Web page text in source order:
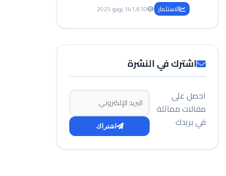
الاستثمار 1,81014 يونيو 2025
اشترك في النشرة
احصل على
مقالات مماثلة
في بريدك
البريد الإلكتروني
اشتراك